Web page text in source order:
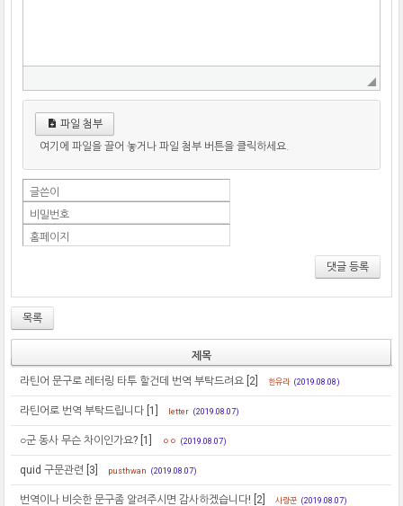
파일 첨부
여기에 파일을 끌어 놓거나 파일 첨부 버튼을 클릭하세요.
글쓴이
비밀번호
홈페이지
댓글 등록
목록
제목
라틴어 문구로 레터링 타투 할건데 번역 부탁드려요 [2] 한유라 (2019.08.08)
라틴어로 번역 부탁드립니다 [1] letter (2019.08.07)
○군 동사 무슨 차이인가요? [1] ㅇㅇ (2019.08.07)
quid 구문관련 [3] pusthwan (2019.08.07)
번역이나 비슷한 문구좀 알려주시면 감사하겠습니다! [2] 사랑꾼 (2019.08.07)